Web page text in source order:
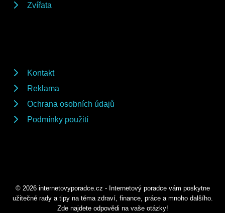
Zvířata
Kontakt
Reklama
Ochrana osobních údajů
Podmínky použití
© 2026 internetovyporadce.cz - Internetový poradce vám poskytne
užitečné rady a tipy na téma zdraví, finance, práce a mnoho dalšího.
Zde najdete odpovědi na vaše otázky!